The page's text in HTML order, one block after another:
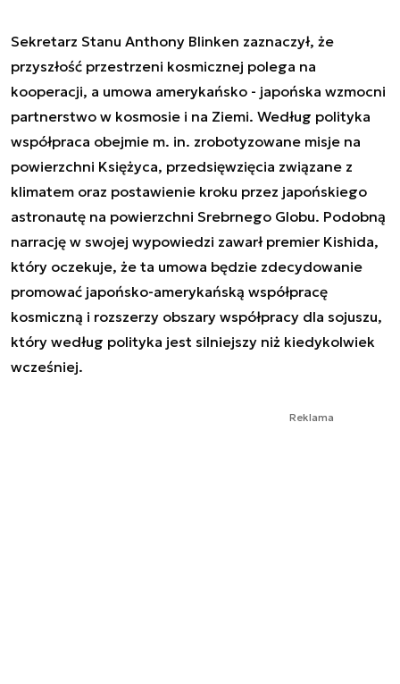
Sekretarz Stanu Anthony Blinken zaznaczył, że
przyszłość przestrzeni kosmicznej polega na
kooperacji, a umowa amerykańsko - japońska wzmocni
partnerstwo w kosmosie i na Ziemi. Według polityka
współpraca obejmie m. in. zrobotyzowane misje na
powierzchni Księżyca, przedsięwzięcia związane z
klimatem oraz postawienie kroku przez japońskiego
astronautę na powierzchni Srebrnego Globu. Podobną
narrację w swojej wypowiedzi zawarł premier Kishida,
który oczekuje, że ta umowa będzie zdecydowanie
promować japońsko-amerykańską współpracę
kosmiczną i rozszerzy obszary współpracy dla sojuszu,
który według polityka jest silniejszy niż kiedykolwiek
wcześniej.
Reklama